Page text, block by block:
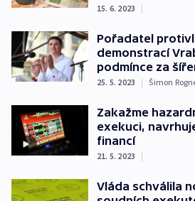
15. 6. 2023 |
Pořadatel
demonstrací
podmínce za
25. 5. 2023 | Šimon
Zakažme
exekuci,
financí
21. 5. 2023 |
Vláda schválila